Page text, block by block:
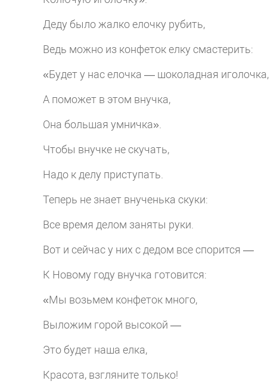
Деду было жалко елочку рубить,
Ведь можно из конфеток елку смастерить:
«Будет у нас елочка — шоколадная иголочка,
А поможет в этом внучка,
Она большая умничка».
Чтобы внучке не скучать,
Надо к делу приступать.
Теперь не знает внученька скуки:
Все время делом заняты руки.
Вот и сейчас у них с дедом все спорится —
К Новому году внучка готовится:
«Мы возьмем конфеток много,
Выложим горой высокой —
Это будет наша елка,
Красота, взгляните только!